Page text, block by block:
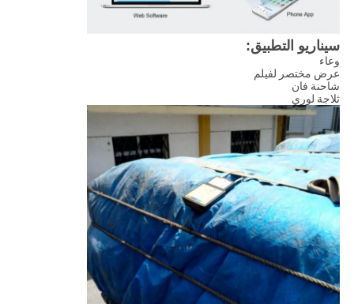
سيناريو التطبيق:
وعاء
عرض مختصر لفيلم
شاحنة فان
ثلاجة لوري